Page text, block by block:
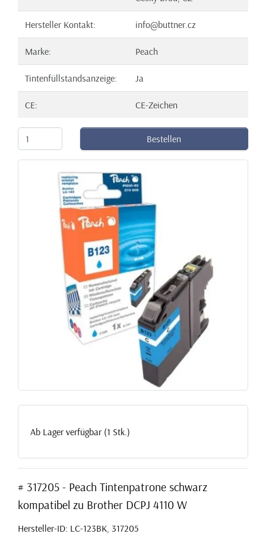
Hersteller Kontakt: info@buttner.cz
Marke: Peach
Tintenfüllstandsanzeige: Ja
CE: CE-Zeichen
Bestellen
Ab Lager verfügbar (1 Stk.)
# 317205 - Peach Tintenpatrone schwarz
kompatibel zu Brother DCPJ 4110 W
Hersteller-ID: LC-123BK, 317205